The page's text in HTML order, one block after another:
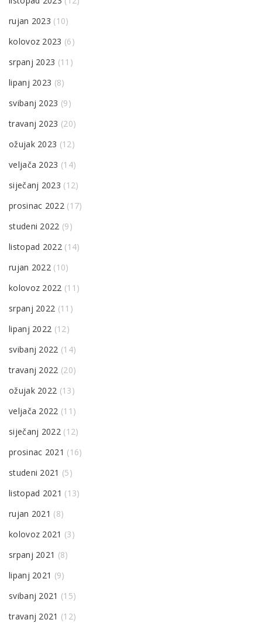
rujan 2023 (10)
kolovoz 2023 (6)
srpanj 2023 (11)
lipanj 2023 (8)
svibanj 2023 (9)
travanj 2023 (20)
ožujak 2023 (12)
veljača 2023 (14)
siječanj 2023 (12)
prosinac 2022(17)
studeni 2022 (9)
listopad 2022(14)
rujan 2022 (10)
kolovoz 2022 (11)
srpanj 2022 (11)
lipanj 2022 (12)
svibanj 2022 (14)
travanj 2022 (20)
ožujak 2022 (13)
veljača 2022 (11)
siječanj 2022(12)
prosinac 2021 (16)
studeni 2021 (5)
listopad 2021 (13)
rujan 2021 (8)
kolovoz 2021 (3)
srpanj 2021 (8)
lipanj 2021 (9)
svibanj 2021 (15)
travanj 2021 (12)